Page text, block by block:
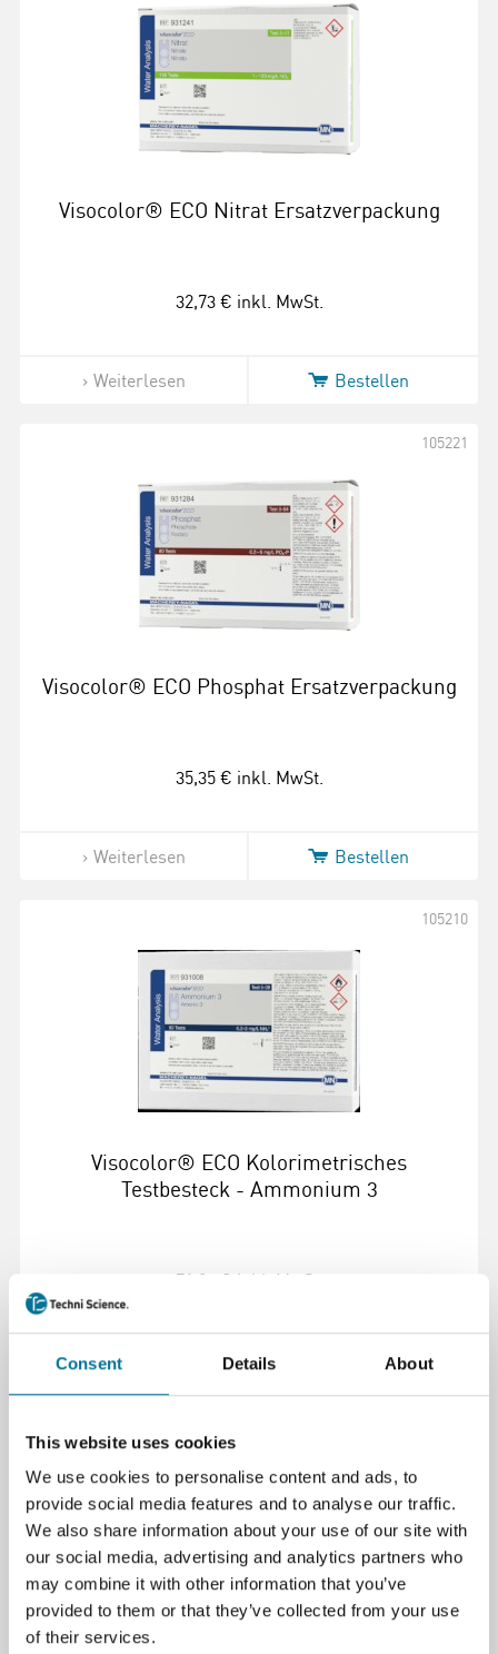
Consent Details About
This website uses cookies
We use cookies to personalise content and ads, to
provide social media features and to analyse our traffic.
We also share information about your use of our site with
our social media, advertising and analytics partners who
may combine it with other information that you’ve
provided to them or that they’ve collected from your use
of their services.
Visocolor® ECO Nitrat Ersatzverpackung
32,73 € inkl. MwSt.
Weiterlesen Bestellen
Visocolor® ECO Phosphat Ersatzverpackung
105221
35,35 € inkl. MwSt.
Weiterlesen Bestellen
Visocolor® ECO Kolorimetrisches
Testbesteck - Ammonium 3
105210
71,23 € inkl. MwSt.
Weiterlesen Bestellen